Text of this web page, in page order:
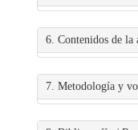
6. Contenidos de la
7. Metodología y